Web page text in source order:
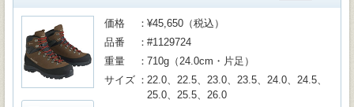
価格
¥45,650（税込）
品番
#1129724
重量
710g（24.0cm・片足）
サイズ
22.0、22.5、23.0、23.5、24.0、24.5、
25.0、25.5、26.0